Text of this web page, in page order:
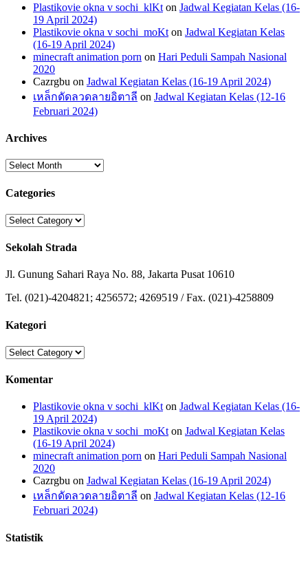
Plastikovie okna v sochi_klKt on Jadwal Kegiatan Kelas (16-
19 April 2024)
Plastikovie okna v sochi_moKt on Jadwal Kegiatan Kelas
(16-19 April 2024)
minecraft animation porn on Hari Peduli Sampah Nasional
2020
Cazrgbu on Jadwal Kegiatan Kelas (16-19 April 2024)
เหล็กดัดลวดลายอิตาลี on Jadwal Kegiatan Kelas (12-16
Februari 2024)
Archives
Archives
Categories
Categories
Sekolah Strada
Jl. Gunung Sahari Raya No. 88, Jakarta Pusat 10610
Tel. (021)-4204821; 4256572; 4269519 / Fax. (021)-4258809
Kategori
Kategori
Komentar
Plastikovie okna v sochi_klKton Jadwal Kegiatan Kelas (16-
19 April 2024)
Plastikovie okna v sochi_moKton Jadwal Kegiatan Kelas
(16-19 April 2024)
minecraft animation porn on Hari Peduli Sampah Nasional
2020
Cazrgbu on Jadwal Kegiatan Kelas (16-19 April 2024)
เหล็กดัดลวดลายอิตาลี on Jadwal Kegiatan Kelas (12-16
Februari 2024)
Statistik